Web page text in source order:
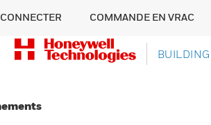
COMMANDE EN VRAC